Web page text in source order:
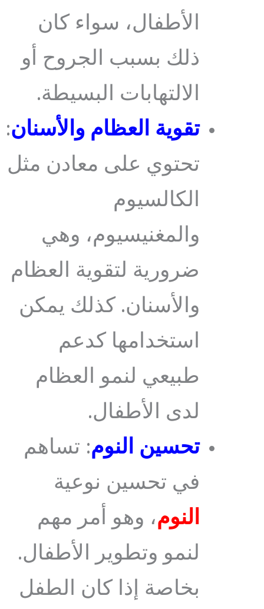
الأطفال، سواء كان
ذلك بسبب الجروح أو
الالتهابات البسيطة.
تقوية العظام والأسنان:
تحتوي على معادن مثل
الكالسيوم
والمغنيسيوم، وهي
ضرورية لتقوية العظام
والأسنان. كذلك يمكن
استخدامها كدعم
طبيعي لنمو العظام
لدى الأطفال.
تحسين النوم: تساهم
في تحسين نوعية
النوم، وهو أمر مهم
لنمو وتطوير الأطفال.
بخاصة إذا كان الطفل